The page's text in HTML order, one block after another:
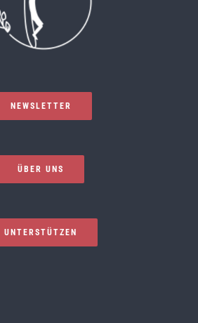
NEWSLETTER
ÜBER UNS
UNTERSTÜTZEN